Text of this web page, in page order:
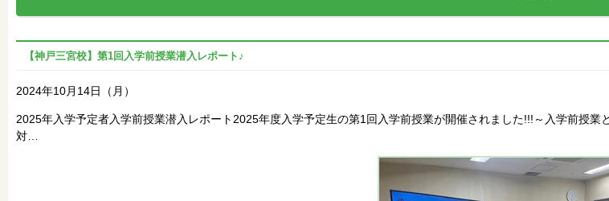
【神戸三宮校】第1回入学前授業潜入レポート♪
2024年10月14日（月）
2025年入学予定者入学前授業潜入レポート2025年度入学予定生の第1回入学前授業が開催されました!!!～入学前授
対…